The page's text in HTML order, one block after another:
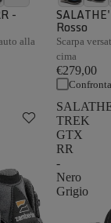
-
alla
Rosso
Scarpa
cima
€279,00
Confronta
TREK
GTX
RR
-
Nero
Grigio